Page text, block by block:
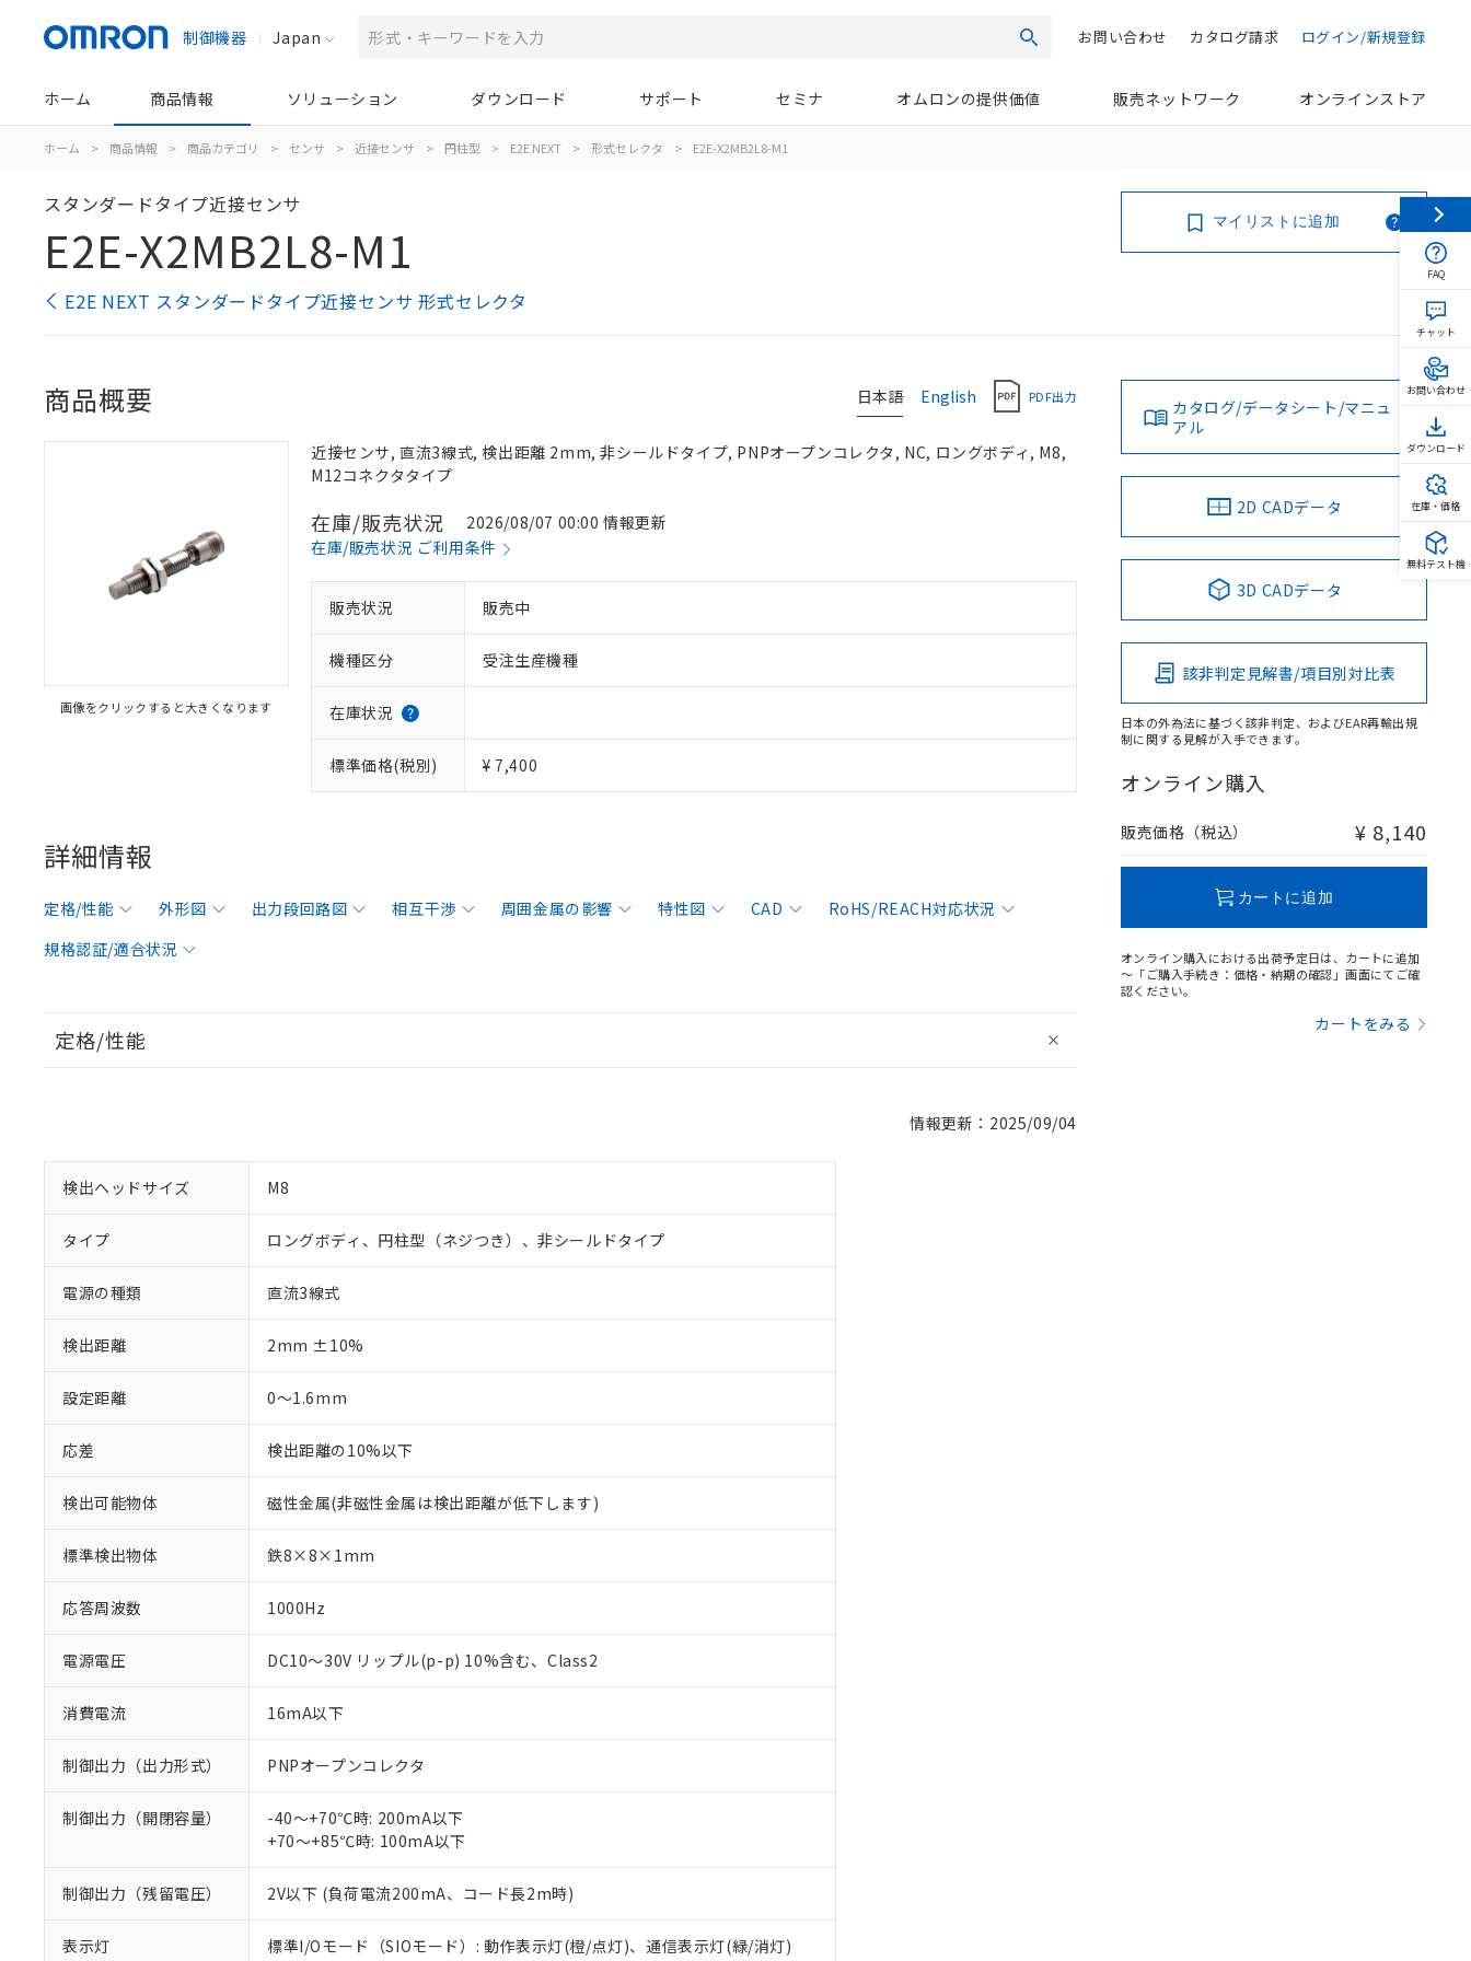
制御機器 Japan 検索 ログイン/新規登録
カタログ請求
お問い合わせ
ホーム 商品情報 ソリューション ダウンロード サポート セミナ オムロンの提供価値 販売ネットワーク オンラインストア
ホーム > 商品情報 > 商品カテゴリ > センサ > 近接センサ > 円柱型 > E2E NEXT > 形式セレクタ > E2E-X2MB2L8-M1
スタンダードタイプ近接センサ
E2E-X2MB2L8-M1
E2E NEXT スタンダードタイプ近接センサ 形式セレクタ
マイリストに追加
日本語 English PDF出力
商品概要
画像をクリックすると大きくなります
近接センサ, 直流3線式, 検出距離 2mm, 非シールドタイプ, PNPオープンコレクタ, NC, ロングボディ, M8,
M12コネクタタイプ
在庫/販売状況
2026/08/07 00:00 情報更新
在庫/販売状況 ご利用条件
販売状況 販売中
機種区分 受注生産機種
在庫状況
標準価格(税別) ¥ 7,400
詳細情報
定格/性能 外形図 出力段回路図 相互干渉 周囲金属の影響 特性図 CAD
RoHS/REACH対応状況
規格認証/適合状況
定格/性能
情報更新：2025/09/04
検出ヘッドサイズ M8
タイプ ロングボディ、円柱型（ネジつき）、非シールドタイプ
電源の種類 直流3線式
検出距離 2mm ±10%
設定距離 0～1.6mm
応差 検出距離の10%以下
検出可能物体 磁性金属(非磁性金属は検出距離が低下します)
標準検出物体 鉄8×8×1mm
応答周波数 1000Hz
電源電圧 DC10～30V リップル(p-p) 10%含む、Class2
消費電流 16mA以下
制御出力（出力形式） PNPオープンコレクタ
制御出力（開閉容量）
-40～+70℃時: 200mA以下
+70～+85℃時: 100mA以下
制御出力（残留電圧） 2V以下 (負荷電流200mA、コード長2m時)
表示灯 標準I/Oモード（SIOモード）: 動作表示灯(橙/点灯)、通信表示灯(緑/消灯)
カタログ/データシート/マニュ
アル
2D CADデータ
3D CADデータ
該非判定見解書/項目別対比表
日本の外為法に基づく該非判定、およびEAR再輸出規
制に関する見解が入手できます。
オンライン購入
販売価格（税込） ¥ 8,140
カートに追加
オンライン購入における出荷予定日は、カートに追加
～「ご購入手続き：価格・納期の確認」画面にてご確
認ください。
カートをみる
※1 対応状況
対応済み：EU RoHS指令（10物質）の非含有に対応した製品が提供可能な商品です。
対応予定なし：EU RoHS指令（10物質）の非含有に非対応の商品で、対応品を出す予定はありません。
FAQ
チャット
お問い合わせ
ダウンロード
在庫・価格
無料テスト機